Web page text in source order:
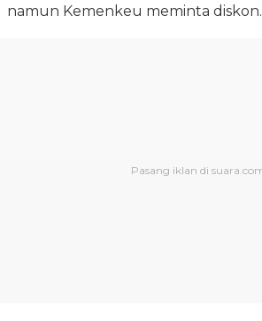
namun Kemenkeu meminta diskon.